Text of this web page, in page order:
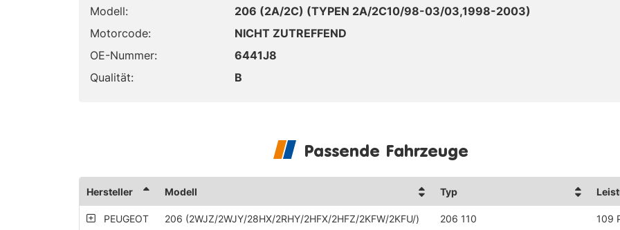
Modell:
206 (2A/2C) (TYPEN 2A/2C10/98-03/03,1998-2003)
Motorcode:
NICHT ZUTREFFEND
OE-Nummer:
6441J8
Qualität:
B
Passende Fahrzeuge
Hersteller Modell Typ
PEUGEOT 206 (2WJZ/2WJY/28HX/2RHY/2HFX/2HFZ/2KFW/2KFU/) 206 110 109